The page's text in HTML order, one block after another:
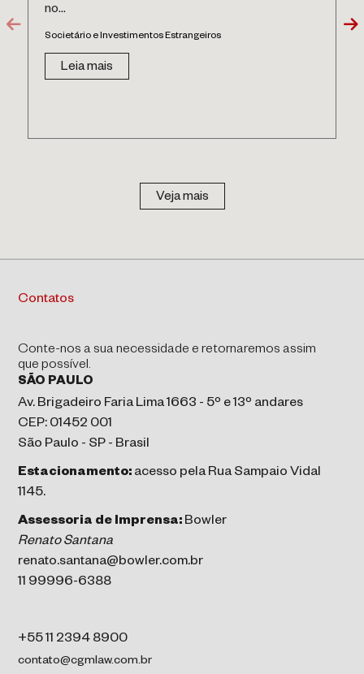
no...
Societário e Investimentos Estrangeiros
Leia mais
Veja mais
Contatos
Conte-nos a sua necessidade e retornaremos assim
que possível.
SÃO PAULO
Av. Brigadeiro Faria Lima 1663 - 5º e 13º andares
CEP: 01452 001
São Paulo - SP - Brasil
Estacionamento: acesso pela Rua Sampaio Vidal
1145.
Assessoria de Imprensa: Bowler
Renato Santana
renato.santana@bowler.com.br
11 99996-6388
+55 11 2394 8900
contato@cgmlaw.com.br